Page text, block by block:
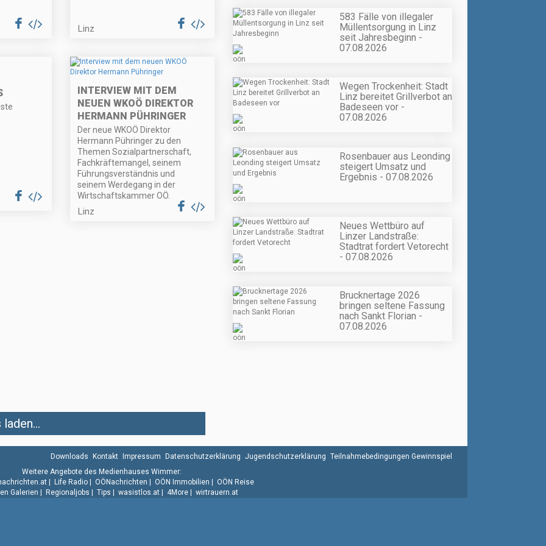
Linz
INTERVIEW MIT DEM
NEUEN WKOÖ DIREKTOR
HERMANN PÜHRINGER
Der neue WKOÖ Direktor
Hermann Pühringer zu den
Themen Sozialpartnerschaft,
Fachkräftemangel, seinem
Führungsverständnis und
seinem Werdegang in der
Wirtschaftskammer OÖ.
Linz
583 Fälle von illegaler
Müllentsorgung in Linz
seit Jahresbeginn -
07.08.2026
Wegen Trockenheit: Stadt
Linz bereitet Grillverbot an
Badeseen vor -
07.08.2026
Rosenbauer aus Leonding
steigert Umsatz und
Ergebnis - 07.08.2026
Neues Wettbüro auf
Linzer Landstraße:
Stadtrat fordert Vetorecht
- 07.08.2026
Brucknertage 2026
bringen seltene Fassung
nach Sankt Florian -
07.08.2026
Downloads Kontakt Impressum Datenschutzerklärung Jugendschutzerklärung Teilnahmebedingungen Gewinnspiel
Weitere Angebote des Medienhauses Wimmer:
Life Radio OÖNachrichten OÖN Immobilien
OÖN Reise
Galerien
Regionaljobs Tips wasistlos.at 4More wirtrauern.at